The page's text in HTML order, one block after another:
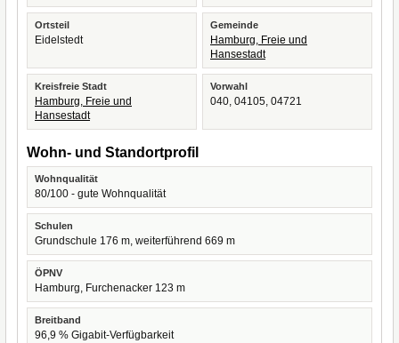
Ortsteil
Eidelstedt
Gemeinde
Hamburg, Freie und
Hansestadt
Kreisfreie Stadt
Hamburg, Freie und
Hansestadt
Vorwahl
040, 04105, 04721
Wohn- und Standortprofil
Wohnqualität
80/100 - gute Wohnqualität
Schulen
Grundschule 176 m, weiterführend 669 m
ÖPNV
Hamburg, Furchenacker 123 m
Breitband
96,9 % Gigabit-Verfügbarkeit